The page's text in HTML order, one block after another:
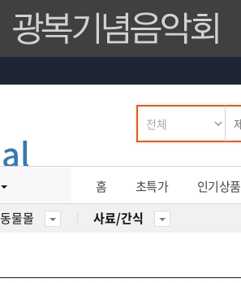
홈 초특가 인기상품
물몰 사료/간식